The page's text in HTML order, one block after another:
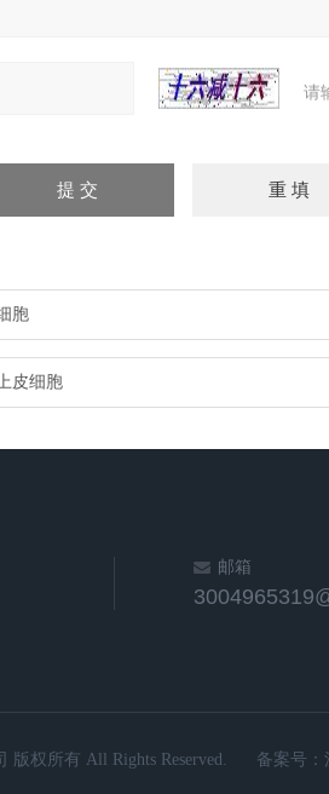
请
胞
皮细胞
邮箱
权所有 All Rights Reserved. 备案号：